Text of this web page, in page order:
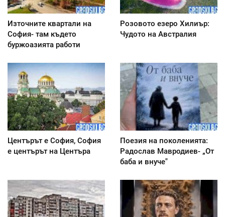
Източните квартали на
София- там където
буржоазията работи
Розовото езеро Хилиър:
Чудото на Австралия
Центърът е София, София
е центърът на Центъра
Поезия на поколенията:
Радослав Мавродиев- „От
баба и внуче"